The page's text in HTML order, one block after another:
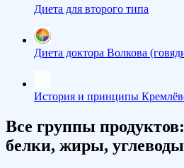
Диета для второго типа
Диета доктора Волкова
История и принципы
Все группы
белки, жиры, углеводы